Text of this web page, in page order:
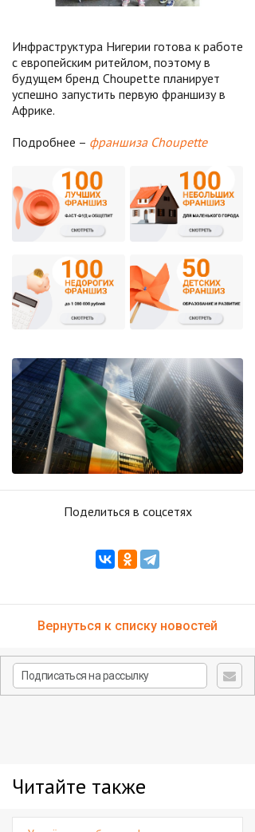
Инфраструктура Нигерии готова к работе
с европейским ритейлом, поэтому в
будущем бренд Choupette планирует
успешно запустить первую франшизу в
Африке.
Подробнее – франшиза Choupette
Поделиться в соцсетях
Вернуться к списку новостей
Читайте также